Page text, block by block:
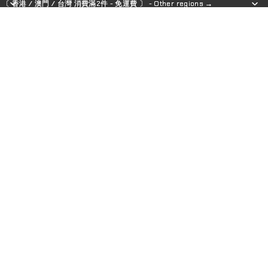
〔 香港 / 澳門 / 台灣 消費滿2件 - 免運費 〕 - Other regions →
〔 香港 / 澳門 / 台灣 消費滿2件 - 免運費 〕 - Other regions →